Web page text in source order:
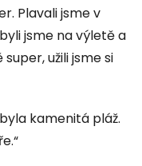
Plavali jsme v
jsme na výletě a
užili jsme si
kamenitá pláž.